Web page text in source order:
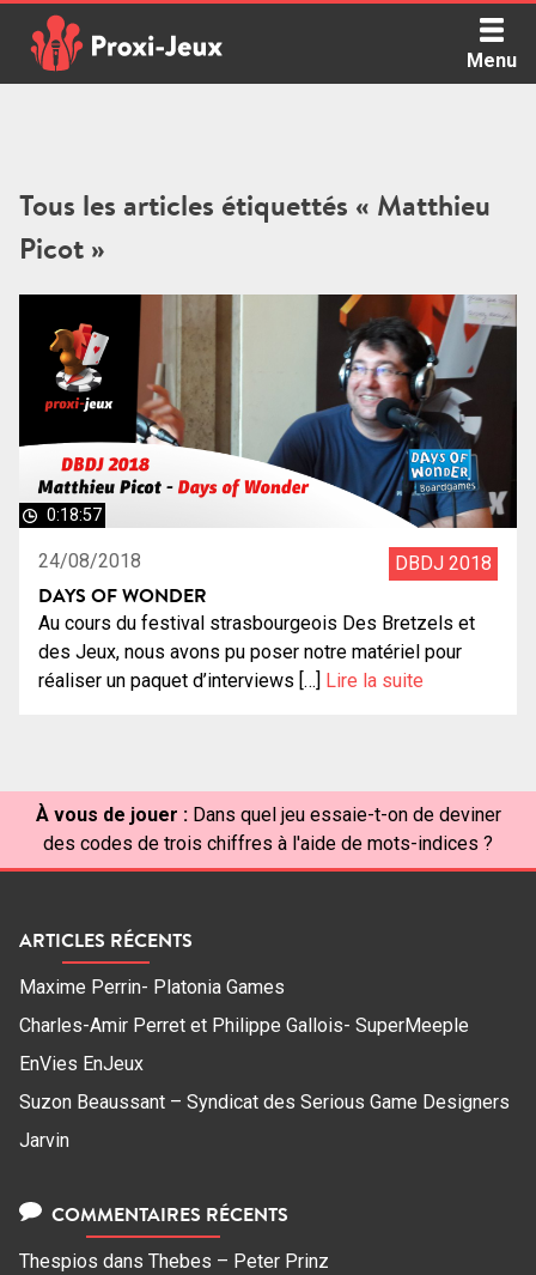
content
Menu
Tous les articles étiquettés « Matthieu
Picot »
0:18:57
24/08/2018 DBDJ 2018
DAYS OF WONDER
Au cours du festival strasbourgeois Des Bretzels et
des Jeux, nous avons pu poser notre matériel pour
réaliser un paquet d’interviews […] Lire la suite
À vous de jouer : Dans quel jeu essaie-t-on de deviner
des codes de trois chiffres à l'aide de mots-indices ?
ARTICLES RÉCENTS
Maxime Perrin- Platonia Games
Charles-Amir Perret et Philippe Gallois- SuperMeeple
EnVies EnJeux
Suzon Beaussant – Syndicat des Serious Game Designers
Jarvin
COMMENTAIRES RÉCENTS
Thespios dans Thebes – Peter Prinz